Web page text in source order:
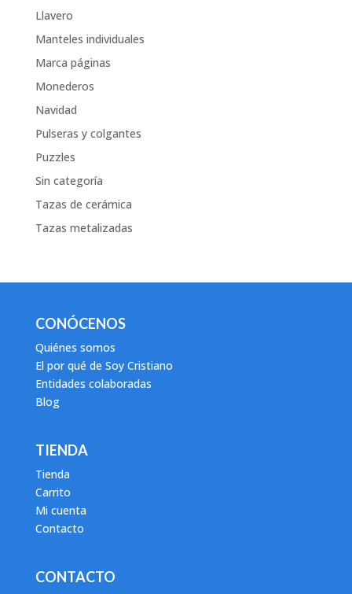
Llavero
Manteles individuales
Marca páginas
Monederos
Navidad
Pulseras y colgantes
Puzzles
Sin categoría
Tazas de cerámica
Tazas metalizadas
CONÓCENOS
Quiénes somos
El por qué de Soy Cristiano
Entidades colaboradas
Blog
TIENDA
Tienda
Carrito
Mi cuenta
Contacto
CONTACTO